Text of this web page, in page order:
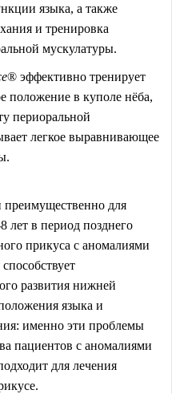
языка, а также
и тренировка
мускулатуры.
® эффективно тренирует
положение в куполе нёба,
периоральной
легкое выравнивающее
преимущественно для
лет в период позднего
прикуса с аномалиями
развития нижней
языка и
именно эти проблемы
пациентов с аномалиями
для лечения